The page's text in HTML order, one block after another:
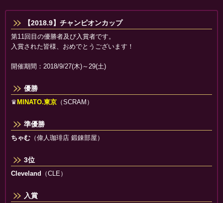
【2018.9】チャンピオンカップ
第11回目の優勝者及び入賞者です。
入賞された皆様、おめでとうございます！
開催期間：2018/9/27(木)～29(土)
優勝
♛ MINATO.東京 （SCRAM）
準優勝
ちゃむ （偉人珈琲店 鍛錬部屋）
3位
Cleveland （CLE）
入賞